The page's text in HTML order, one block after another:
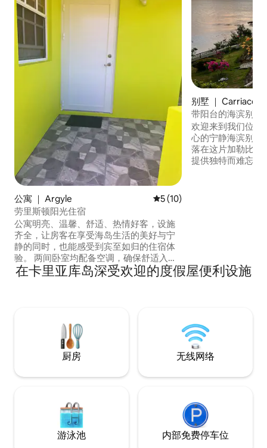
公寓 ｜ Argyle 平均评分 5 分（满分 5 分）
5 (10)
劳里斯顿阳光住宿
公寓明亮、温馨、舒适、热情好客，设施
齐全，让房客在享受海岛生活的美好与宁
静的同时，也能感受到宾至如归的住宿体
验。 两间卧室均配备空调，确保舒适入
住，房源内还有一间设备齐全的厨房、有
线电视和方便您轻松短期入住所需的一切
便的住处，让您放松身心、恢复精力。
别墅 ｜ Carriacou
带阳台的海滨别墅
欢迎来到我们位于
心的宁静海滨别墅！ 我们的爱彼迎房
落在这片加勒比天
提供独特而难忘的
在卡里亚库岛深受欢迎的度假屋便利设施
厨房 无线网络
游泳池 内部免费停车位